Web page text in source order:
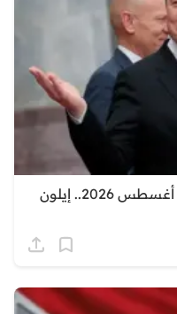
أغنى 10 أشخاص في العالم خلال أغسطس 2026.. إيلون